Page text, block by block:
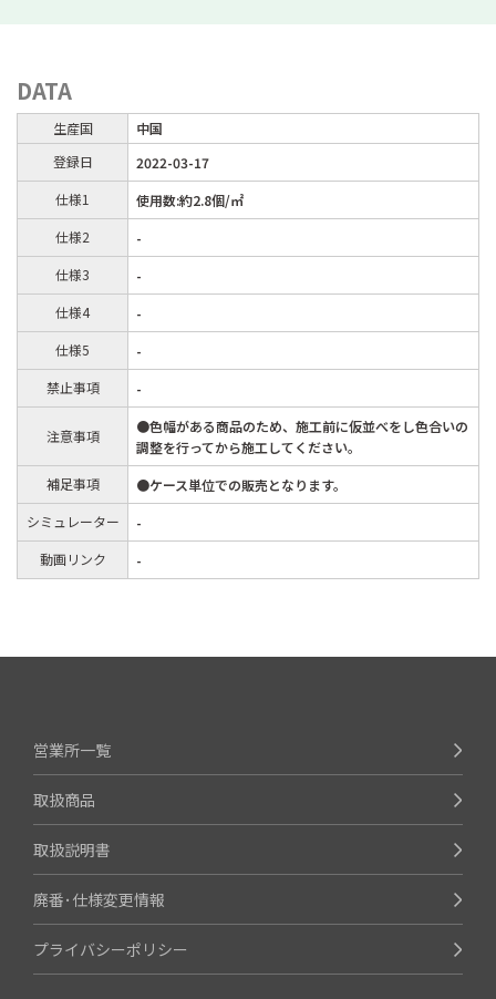
DATA
生産国
中国
登録日
2022-03-17
仕様1
使用数:約2.8個/㎡
仕様2
-
仕様3
-
仕様4
-
仕様5
-
禁止事項
-
注意事項
●色幅がある商品のため、施工前に仮並べをし色合いの
調整を行ってから施工してください。
補足事項
●ケース単位での販売となります。
シミュレーター
-
動画リンク
-
営業所一覧
取扱商品
取扱説明書
廃番･仕様変更情報
プライバシーポリシー